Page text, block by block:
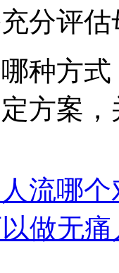
分评
种方
方案
流哪
做无